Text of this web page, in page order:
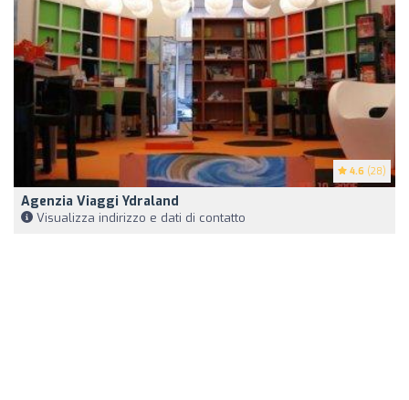
4.6 (28)
Agenzia Viaggi Ydraland
Visualizza indirizzo e dati di contatto